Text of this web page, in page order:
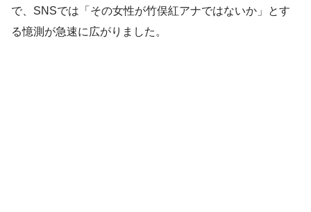
で、SNSでは「その女性が竹俣紅アナではないか」とす
る憶測が急速に広がりました。